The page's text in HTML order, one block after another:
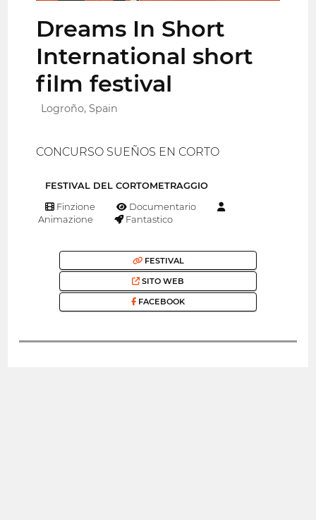
Dreams In Short
International short
film festival
Logroño, Spain
CONCURSO SUEÑOS EN CORTO
FESTIVAL DEL CORTOMETRAGGIO
Finzione
Documentario
Animazione
Fantastico
FESTIVAL
SITO WEB
FACEBOOK